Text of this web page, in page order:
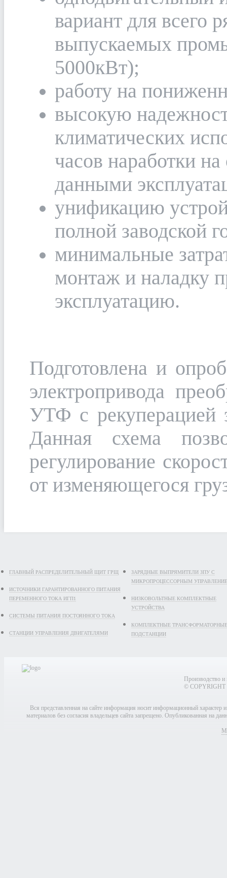
вариант для всего
выпускаемых
5000кВт);
работу на
высокую
климатических
часов наработки
данными
унификацию
полной заводской
минимальные
монтаж и наладку
эксплуатацию.
Подготовлена и
электропривода
УТФ с рекуперацией
Данная схема
регулирование
от изменяющегося
ГЛАВНЫЙ РАСПРЕДЕЛИТЕЛЬНЫЙ ЩИТ ГРЩ
ИСТОЧНИКИ ГАРАНТИРОВАННОГО ПИТАНИЯ
ПЕРЕМЕННОГО ТОКА ИГП1
СИСТЕМЫ ПИТАНИЯ ПОСТОЯННОГО ТОКА
СТАНЦИИ УПРАВЛЕНИЯ ДВИГАТЕЛЯМИ
ЗАРЯДНЫЕ ВЫПРЯМИТЕЛИ ЗПУ С
МИКРОПРОЦЕССОРНЫМ
НИЗКОВОЛЬТНЫЕ КОМПЛЕКТНЫЕ
УСТРОЙСТВА
КОМПЛЕКТНЫЕ ТРАНСФОРМАТОРНЫЕ
ПОДСТАНЦИИ
Производство и
© COPYRIGHT
Вся представленная на сайте информация носит информационный
материалов без согласия владельцев сайта запрещено. Опубликованная на